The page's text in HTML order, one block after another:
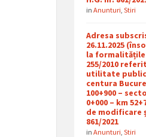
inAnunturi ,Stiri
Adresa
26.11.2025
la formalitățile
255/2010
utilitate
centura
100+900 –
0+000 – km
de modificare
861/2021
inAnunturi ,Stiri